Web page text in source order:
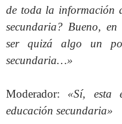
de toda la información
secundaria? Bueno,
ser quizá algo un
secundaria…»
Moderador: «Sí, esta
educación secundaria»